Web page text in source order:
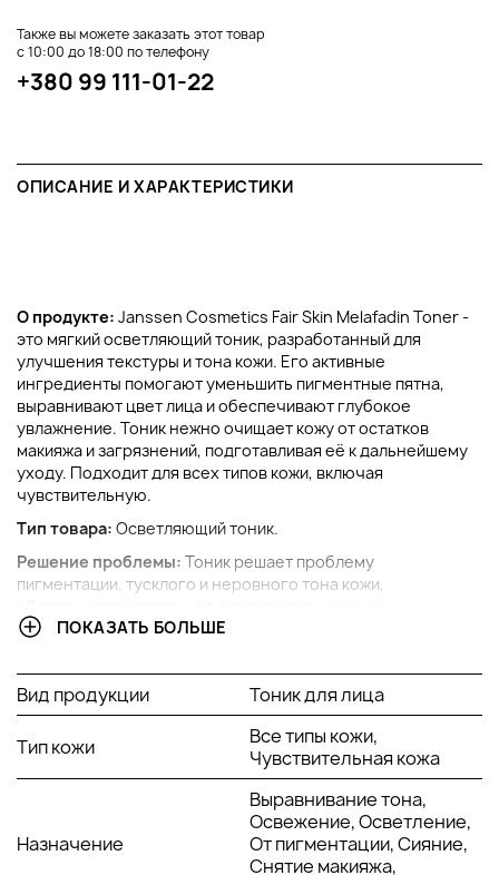
Также вы можете заказать этот товар
с 10:00 до 18:00 по телефону
+380 99 111-01-22
ОПИСАНИЕ И ХАРАКТЕРИСТИКИ
О продукте: Janssen Cosmetics Fair Skin Melafadin Toner -
это мягкий осветляющий тоник, разработанный для
улучшения текстуры и тона кожи. Его активные
ингредиенты помогают уменьшить пигментные пятна,
выравнивают цвет лица и обеспечивают глубокое
увлажнение. Тоник нежно очищает кожу от остатков
макияжа и загрязнений, подготавливая её к дальнейшему
уходу. Подходит для всех типов кожи, включая
чувствительную.
Тип товара: Осветляющий тоник.
Решение проблемы: Тоник решает проблему
пигментации, тусклого и неровного тона кожи,
Ключевые компоненты:
Арбутин: осветляет кожу и уменьшает пигментные
пятна.
Витамин С: обладает антиоксидантными свойствами,
улучшает тон кожи и защищает её от свободных
Экстракт солодки: успокаивает кожу и уменьшает
Алоэ вера: увлажняет и успокаивает кожу, снимает
раздражение.
ПОКАЗАТЬ БОЛЬШЕ
Вид продукции Тоник для лица
Тип кожи
Все типы кожи,
Чувствительная кожа
Назначение
Выравнивание тона,
Освежение, Осветление,
От пигментации, Сияние,
Снятие макияжа,